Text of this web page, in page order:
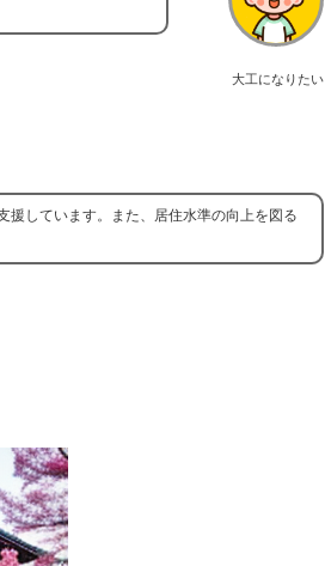
大工になりたい
援しています。また、居住水準の向上を図る